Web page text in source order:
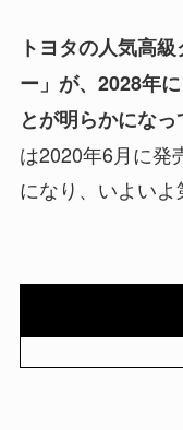
トヨタの人気高
ー」が、2028年
とが明らかになっ
は2020年6月に発
になり、いよいよ